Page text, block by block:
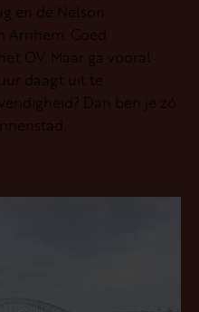
en de Nelson
Arnhem. Goed
OV. Maar ga vooral
daagt uit te
Dan ben je zó